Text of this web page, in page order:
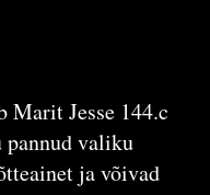
Marit Jesse 144.c
pannud valiku
ja võivad